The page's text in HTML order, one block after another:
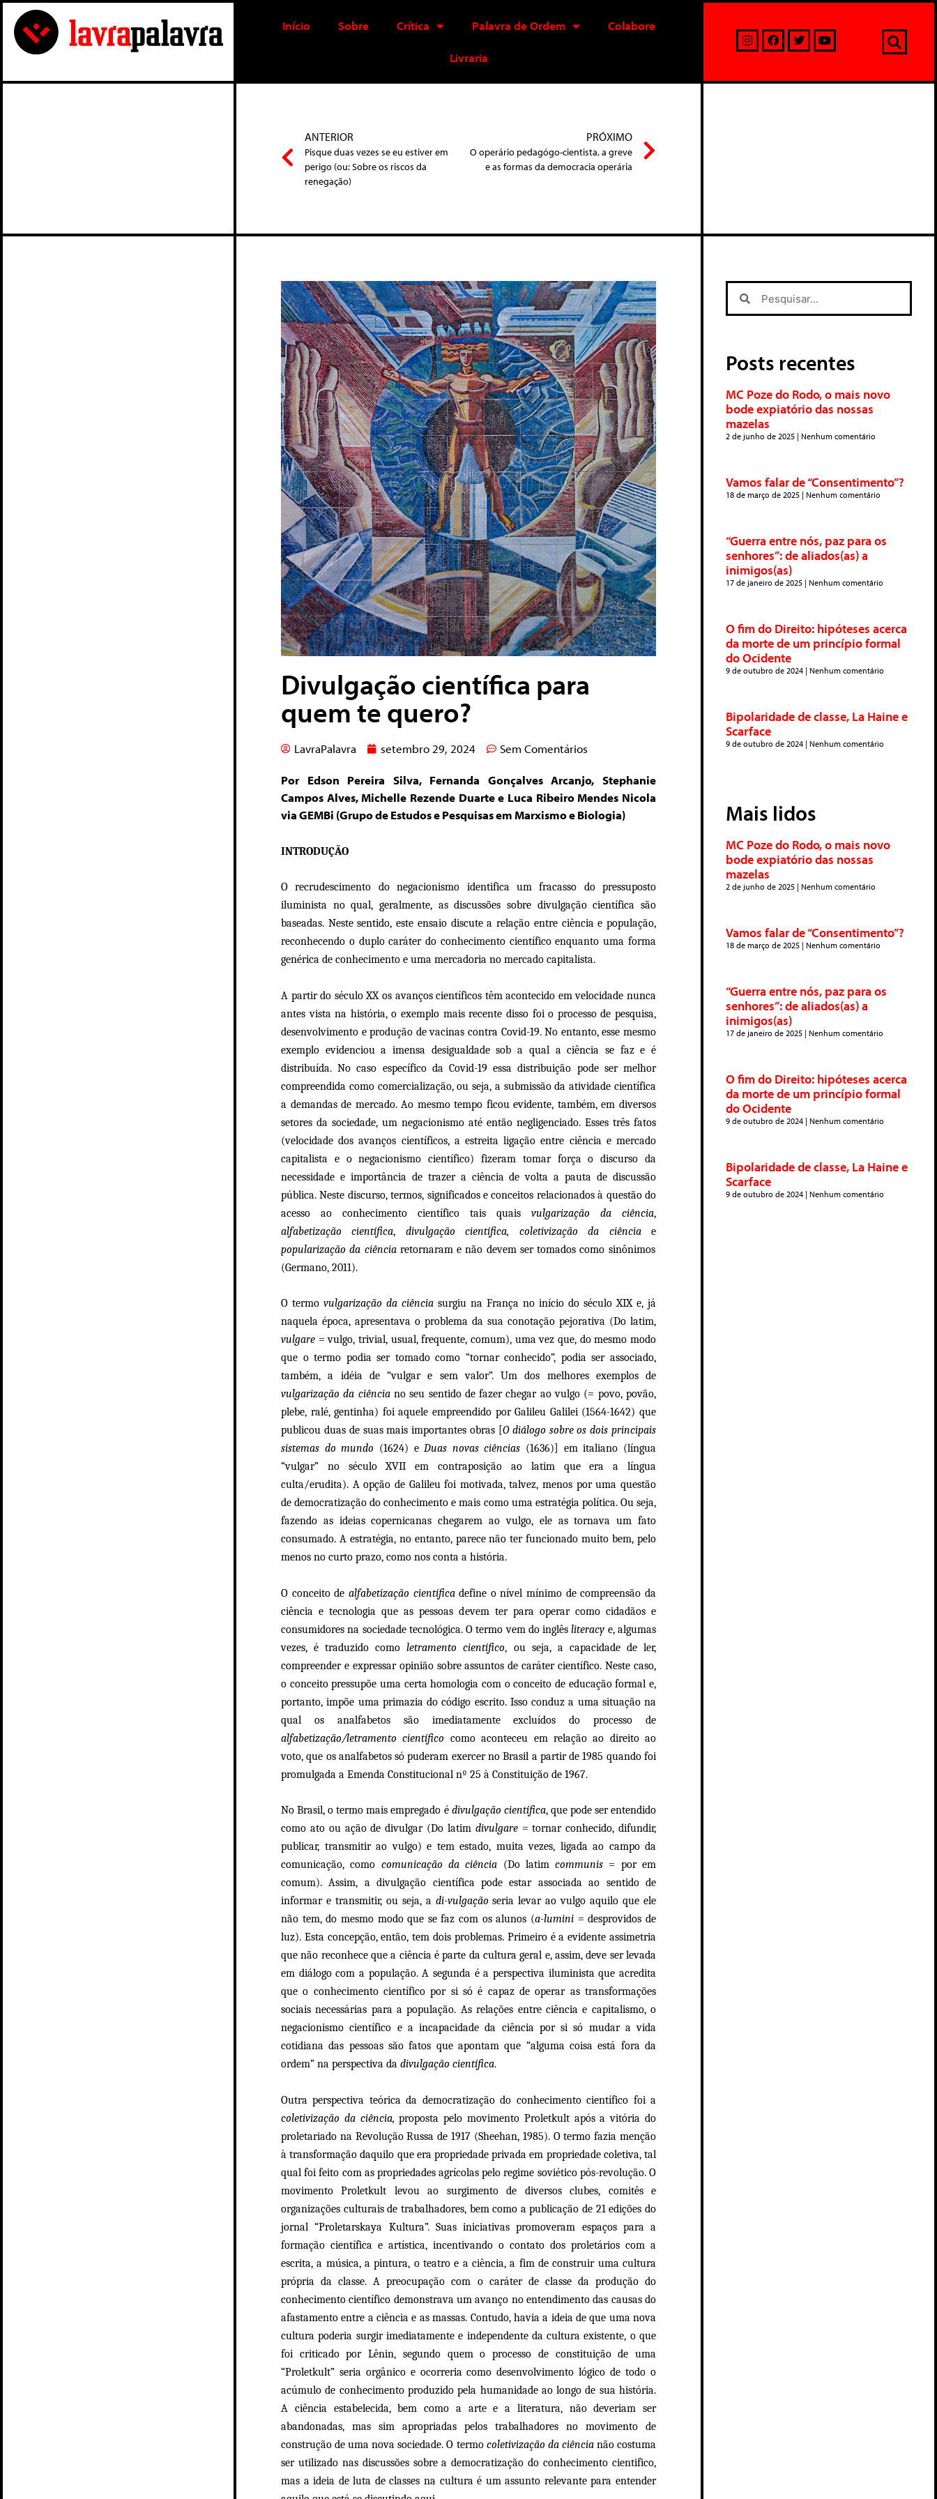
Início Sobre Crítica Palavra de Ordem Colabore
Livraria
ANTERIOR
Pisque duas vezes se eu estiver em
perigo (ou: Sobre os riscos da
renegação)
PRÓXIMO
O operário pedagógo-cientista, a greve
e as formas da democracia operária
Divulgação científica para
quem te quero?
LavraPalavra setembro 29, 2024 Sem Comentários
Por Edson Pereira Silva, Fernanda Gonçalves Arcanjo, Stephanie
Campos Alves, Michelle Rezende Duarte e Luca Ribeiro Mendes Nicola
via GEMBi (Grupo de Estudos e Pesquisas em Marxismo e Biologia)
INTRODUÇÃO
O recrudescimento do negacionismo identifica um fracasso do pressuposto
iluminista no qual, geralmente, as discussões sobre divulgação científica são
baseadas. Neste sentido, este ensaio discute a relação entre ciência e população,
reconhecendo o duplo caráter do conhecimento científico enquanto uma forma
genérica de conhecimento e uma mercadoria no mercado capitalista.
A partir do século XX os avanços científicos têm acontecido em velocidade nunca
antes vista na história, o exemplo mais recente disso foi o processo de pesquisa,
desenvolvimento e produção de vacinas contra Covid-19. No entanto, esse mesmo
exemplo evidenciou a imensa desigualdade sob a qual a ciência se faz e é
distribuída. No caso específico da Covid-19 essa distribuição pode ser melhor
compreendida como comercialização, ou seja, a submissão da atividade científica
a demandas de mercado. Ao mesmo tempo ficou evidente, também, em diversos
setores da sociedade, um negacionismo até então negligenciado. Esses três fatos
(velocidade dos avanços científicos, a estreita ligação entre ciência e mercado
capitalista e o negacionismo científico) fizeram tomar força o discurso da
necessidade e importância de trazer a ciência de volta a pauta de discussão
pública. Neste discurso, termos, significados e conceitos relacionados à questão do
acesso ao conhecimento científico tais quais vulgarização da ciência,
alfabetização científica, divulgação científica, coletivização da ciênciae
popularização da ciência retornaram e não devem ser tomados como sinônimos
(Germano, 2011).
O termo vulgarização da ciência surgiu na França no início do século XIX e, já
naquela época, apresentava o problema da sua conotação pejorativa (Do latim,
vulgare = vulgo, trivial, usual, frequente, comum), uma vez que, do mesmo modo
que o termo podia ser tomado como “tornar conhecido”, podia ser associado,
também, a idéia de “vulgar e sem valor”. Um dos melhores exemplos de
vulgarização da ciênciano seu sentido de fazer chegar ao vulgo (= povo, povão,
plebe, ralé, gentinha) foi aquele empreendido por Galileu Galilei (1564-1642) que
publicou duas de suas mais importantes obras [O diálogo sobre os dois principais
sistemas do mundo (1624) eDuas novas ciências (1636)] em italiano (língua
“vulgar” no século XVII em contraposição ao latim que era a língua
culta/erudita). A opção de Galileu foi motivada, talvez, menos por uma questão
de democratização do conhecimento e mais como uma estratégia política. Ou seja,
fazendo as ideias copernicanas chegarem ao vulgo, ele as tornava um fato
consumado. A estratégia, no entanto, parece não ter funcionado muito bem, pelo
menos no curto prazo, como nos conta a história.
O conceito de alfabetização científicadefine o nível mínimo de compreensão da
ciência e tecnologia que as pessoas devem ter para operar como cidadãos e
consumidores na sociedade tecnológica. O termo vem do inglêsliteracy e, algumas
vezes, é traduzido comoletramento científico, ou seja, a capacidade de ler,
compreender e expressar opinião sobre assuntos de caráter científico. Neste caso,
o conceito pressupõe uma certa homologia com o conceito de educação formal e,
portanto, impõe uma primazia do código escrito. Isso conduz a uma situação na
qual os analfabetos são imediatamente excluídos do processo de
alfabetização/letramento científico como aconteceu em relação ao direito ao
voto, que os analfabetos só puderam exercer no Brasil a partir de 1985 quando foi
promulgada a Emenda Constitucional nº 25 à Constituição de 1967.
No Brasil, o termo mais empregado é divulgação científica, que pode ser entendido
como ato ou ação de divulgar (Do latim divulgare= tornar conhecido, difundir,
publicar, transmitir ao vulgo) e tem estado, muita vezes, ligada ao campo da
comunicação, como comunicação da ciência (Do latimcommunis = por em
comum). Assim, a divulgação científica pode estar associada ao sentido de
informar e transmitir, ou seja, a di-vulgação seria levar ao vulgo aquilo que ele
não tem, do mesmo modo que se faz com os alunos (a-lumini = desprovidos de
luz). Esta concepção, então, tem dois problemas. Primeiro é a evidente assimetria
que não reconhece que a ciência é parte da cultura geral e, assim, deve ser levada
em diálogo com a população. A segunda é a perspectiva iluminista que acredita
que o conhecimento científico por si só é capaz de operar as transformações
sociais necessárias para a população. As relações entre ciência e capitalismo, o
negacionismo científico e a incapacidade da ciência por si só mudar a vida
cotidiana das pessoas são fatos que apontam que “alguma coisa está fora da
ordem” na perspectiva da divulgação científica.
Outra perspectiva teórica da democratização do conhecimento científico foi a
coletivização da ciência, proposta pelo movimento Proletkult após a vitória do
proletariado na Revolução Russa de 1917 (Sheehan, 1985). O termo fazia menção
à transformação daquilo que era propriedade privada em propriedade coletiva, tal
qual foi feito com as propriedades agrícolas pelo regime soviético pós-revolução. O
movimento Proletkult levou ao surgimento de diversos clubes, comitês e
organizações culturais de trabalhadores, bem como a publicação de 21 edições do
jornal “Proletarskaya Kultura”. Suas iniciativas promoveram espaços para a
formação científica e artística, incentivando o contato dos proletários com a
escrita, a música, a pintura, o teatro e a ciência, a fim de construir uma cultura
própria da classe. A preocupação com o caráter de classe da produção do
conhecimento científico demonstrava um avanço no entendimento das causas do
afastamento entre a ciência e as massas. Contudo, havia a ideia de que uma nova
cultura poderia surgir imediatamente e independente da cultura existente, o que
foi criticado por Lênin, segundo quem o processo de constituição de uma
“Proletkult” seria orgânico e ocorreria como desenvolvimento lógico de todo o
acúmulo de conhecimento produzido pela humanidade ao longo de sua história.
A ciência estabelecida, bem como a arte e a literatura, não deveriam ser
abandonadas, mas sim apropriadas pelos trabalhadores no movimento de
construção de uma nova sociedade. O termo coletivização da ciêncianão costuma
ser utilizado nas discussões sobre a democratização do conhecimento cientifico,
mas a ideia de luta de classes na cultura é um assunto relevante para entender
Posts recentes
MC Poze do Rodo, o mais novo
bode expiatório das nossas
mazelas
2 de junho de 2025 Nenhum comentário
Vamos falar de “Consentimento”?
18 de março de 2025 Nenhum comentário
“Guerra entre nós, paz para os
senhores”: de aliados(as) a
inimigos(as)
17 de janeiro de 2025 Nenhum comentário
O fim do Direito: hipóteses acerca
da morte de um princípio formal
do Ocidente
9 de outubro de 2024 Nenhum comentário
Bipolaridade de classe, La Haine e
Scarface
9 de outubro de 2024 Nenhum comentário
Mais lidos
MC Poze do Rodo, o mais novo
bode expiatório das nossas
mazelas
2 de junho de 2025 Nenhum comentário
Vamos falar de “Consentimento”?
18 de março de 2025 Nenhum comentário
“Guerra entre nós, paz para os
senhores”: de aliados(as) a
inimigos(as)
17 de janeiro de 2025 Nenhum comentário
O fim do Direito: hipóteses acerca
da morte de um princípio formal
do Ocidente
9 de outubro de 2024 Nenhum comentário
Bipolaridade de classe, La Haine e
Scarface
9 de outubro de 2024 Nenhum comentário